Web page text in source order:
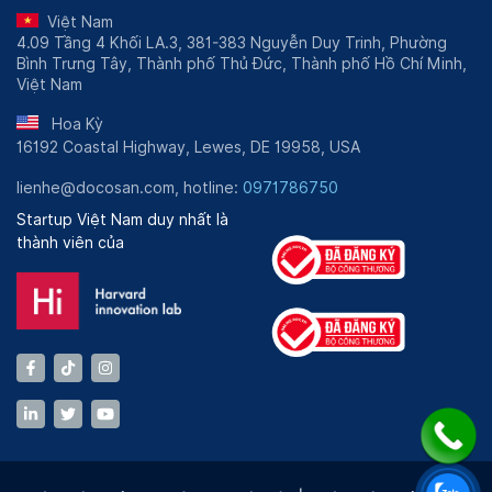
Phòng khám Đa khoa Vigor Health
Bác sĩ Hồng Thị Thùy Vân từng có thời gian tham gia công
tác tại chuyên khoa Tai Mũi Họng của nhiều đơn vị khác
nhau
Việt Nam
4.09 Tầng 4 Khối LA.3, 381-383 Nguyễn Duy Trinh, Phường
Bình Trưng Tây, Thành phố Thủ Đức, Thành phố Hồ Chí Minh,
Việt Nam
Hoa Kỳ
16192 Coastal Highway, Lewes, DE 19958, USA
lienhe@docosan.com, hotline: 0971786750
Startup Việt Nam duy nhất là
thành viên của